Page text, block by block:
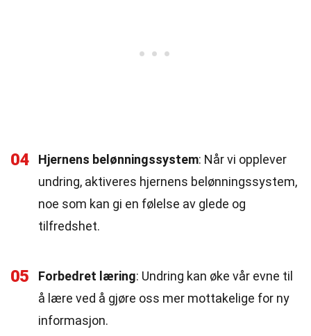
04 Hjernens belønningssystem: Når vi opplever
undring, aktiveres hjernens belønningssystem,
noe som kan gi en følelse av glede og
tilfredshet.
05 Forbedret læring: Undring kan øke vår evne til
å lære ved å gjøre oss mer mottakelige for ny
informasjon.